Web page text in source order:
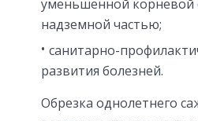
уменьшенной корневой
надземной частью;
санитарно-
развития болезней.
Обрезка однолетнего